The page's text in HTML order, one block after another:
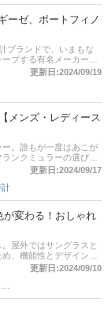
ーゼ、ポートフィノ
ブランドで、いまもな
プする有名メーカーで
土居輝彦さんと編集部が
ントをご紹介します。
ますので、売れ筋や口
更新日:2024/09/19
メンズ・レディース
。誰もが一度はあこが
ンクミュラーの選び方
、ロングアイランド、
印象的なコレクション
さいね。。
更新日:2024/09/17
計
が変わる！おしゃれ
屋外ではサングラスと
、機能性とデザイン性
し、調光サングラスは
おり、どれがいいか迷
サングラスについて、
デメリット、注意点、
購入できるゾフなど、
更新日:2024/09/10